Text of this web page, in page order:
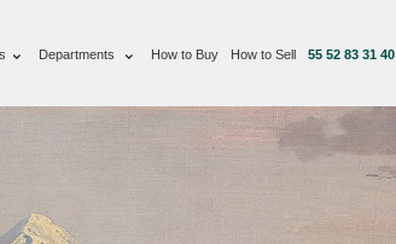
Departments How to Buy How to Sell 55 52 83 31 40